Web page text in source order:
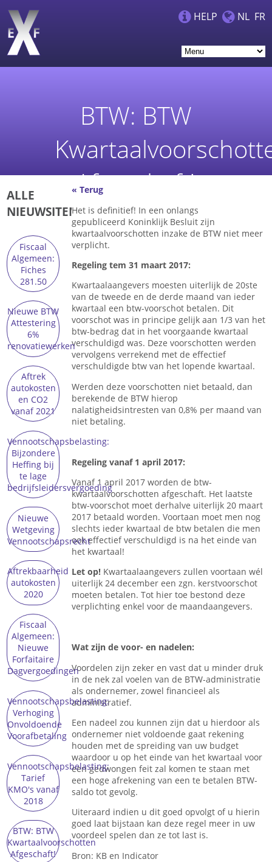
HELP NL FR
BTW: BTW
Afgeschaft!
ALLE
NIEUWSITEMS
Fiscaal
Algemeen:
Fiches
281.50
Nieuwe BTW
Attestering
6%
renovatiewerken
Aftrek
autokosten
en CO2
vanaf 2021
Vennootschapsbelasting:
Bijzondere
Heffing bij
te lage
bedrijfsleidersvergoeding
Nieuwe
Wetgeving
Vennootschapsrecht
Aftrekbaarheid
autokosten
2020
Fiscaal
Algemeen:
Nieuwe
Forfaitaire
Dagvergoedingen
Vennootschapsbelasting:
Verhoging
Onvoldoende
Voorafbetaling
Vennootschapsbelasting:
Tarief
KMO's vanaf
2018
BTW: BTW
Kwartaalvoorschotten
Afgeschaft!
« Terug
Het is definitief! In een onlangs
gepubliceerd Koninklijk Besluit zijn
kwartaalvoorschotten inzake de BTW niet meer
verplicht.
Regeling tem 31 maart 2017:
Kwartaalaangevers moesten uiterlijk de 20ste
van de tweede en de derde maand van ieder
kwartaal een btw-voorschot betalen. Dit
voorschot was in principe gelijk aan 1/3 van het
btw-bedrag dat in het voorgaande kwartaal
verschuldigd was. Deze voorschotten werden
vervolgens verrekend met de effectief
verschuldigde btw van het lopende kwartaal.
Werden deze voorschotten niet betaald, dan
berekende de BTW hierop
nalatigheidsintresten van 0,8% per maand van
niet betaling.
Regeling vanaf 1 april 2017:
Vanaf 1 april 2017 worden de btw-
kwartaalvoorschotten afgeschaft. Het laatste
btw-voorschot moet derhalve uiterlijk 20 maart
2017 betaald worden. Voortaan moet men nog
slechts ieder kwartaal de btw betalen die men
ook effectief verschuldigd is na het einde van
het kwartaal!
Let op! Kwartaalaangevers zullen voortaan wél
uiterlijk 24 december een zgn. kerstvoorschot
moeten betalen. Tot hier toe bestond deze
verplichting enkel voor de maandaangevers.
Wat zijn de voor- en nadelen:
Voordelen zijn zeker en vast dat u minder druk
in de nek zal voelen van de BTW-administratie
als ondernemer, zowel financieel als
administratief.
Een nadeel zou kunnen zijn dat u hierdoor als
ondernemer niet voldoende gaat rekening
houden met de spreiding van uw budget
waardoor u op het einde van het kwartaal voor
een gedwongen feit zal komen te staan met
een hoge afrekening van een te betalen BTW-
saldo tot gevolg.
Uiteraard indien u dit goed opvolgt of u hierin
goed laat bijstaan kan deze regel meer in uw
voordeel spelen dan ze tot last is.
Bron: KB en Indicator